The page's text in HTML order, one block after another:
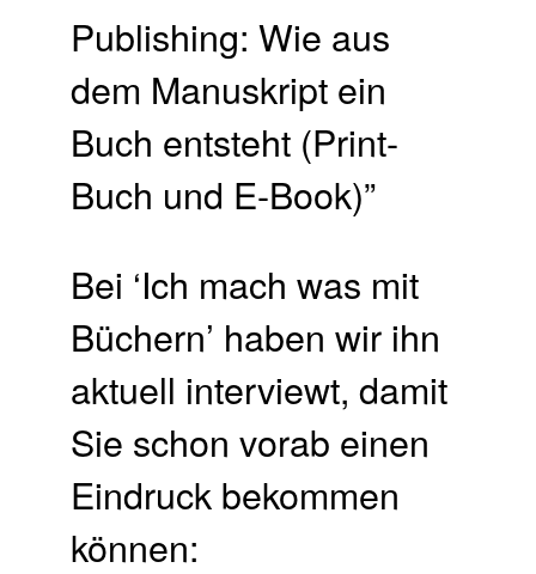
Publishing: Wie aus
dem Manuskript ein
Buch entsteht (Print-
Buch und E-Book)”
Bei ‘Ich mach was mit
Büchern’ haben wir ihn
aktuell interviewt, damit
Sie schon vorab einen
Eindruck bekommen
können: